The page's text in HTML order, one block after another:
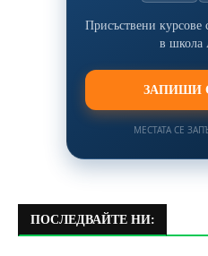
Присъствени курсове
в школа
ЗАПИШИ
МЕСТАТА СЕ
ПОСЛЕДВАЙТЕ НИ: